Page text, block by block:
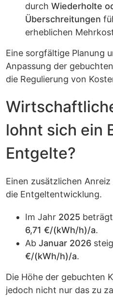
durch Wiederholte
Überschreitungen
erheblichen
Eine sorgfältige Planung
Anpassung der
die Regulierung von
lohnt sich ein
Entgelte?
Einen zusätzlichen
die Entgeltentwicklung.
Im Jahr 2025
6,71 €/(kWh/h)/a.
Ab Januar 2026
€/(kWh/h)/a.
Die Höhe der gebuchten
jedoch nicht nur das zu